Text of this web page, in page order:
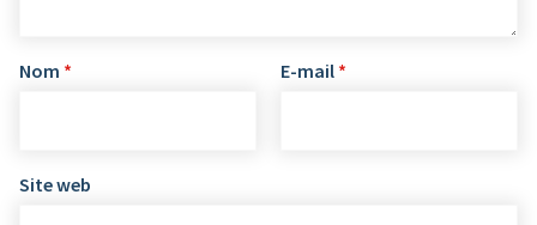
Nom * E-mail *
Site web